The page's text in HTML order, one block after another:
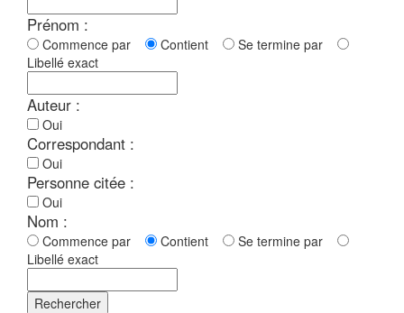
Prénom :
Commence par Contient
Se termine par
Libellé exact
Auteur :
Oui
Correspondant :
Oui
Personne citée :
Oui
Nom :
Commence par Contient
Se termine par
Libellé exact
Rechercher